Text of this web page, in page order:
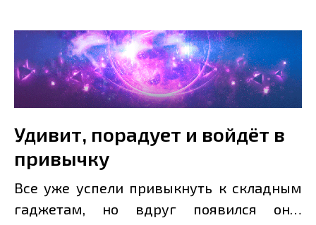
Удивит, порадует и войдёт в
привычку
Все уже успели привыкнуть к складным
гаджетам, но вдруг появился он…